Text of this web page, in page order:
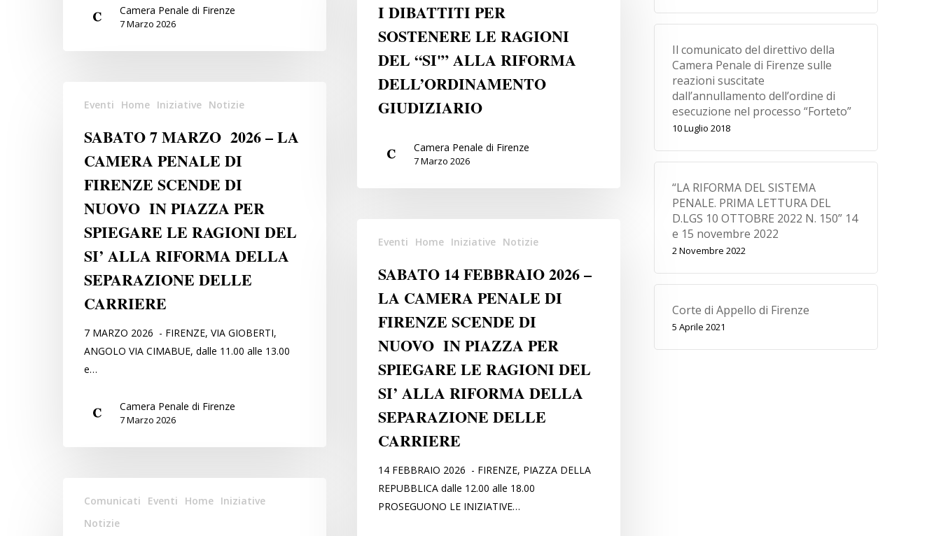
Camera Penale di Firenze
7 Marzo 2026
SOSTENERE
RAGIONI
ALLA
DELL’ORDINAMENTO
GIUDIZIARIO
I DIBATTITI PER
SOSTENERE LE RAGIONI
DEL “SI'” ALLA RIFORMA
DELL’ORDINAMENTO
GIUDIZIARIO
Camera Penale di Firenze
7 Marzo 2026
2026
PENALE
FIRENZE
SCENDE
NUOVO
PIAZZA
RAGIONI
DELLA
SEPARAZIONE
Eventi Home Iniziative Notizie
SABATO 7 MARZO 2026 – LA
CAMERA PENALE DI
FIRENZE SCENDE DI
NUOVO IN PIAZZA PER
SPIEGARE LE RAGIONI DEL
SI’ ALLA RIFORMA DELLA
SEPARAZIONE DELLE
CARRIERE
7 MARZO 2026 - FIRENZE, VIA GIOBERTI,
ANGOLO VIA CIMABUE, dalle 11.00 alle 13.00
e…
Camera Penale di Firenze
7 Marzo 2026
2026
PENALE
FIRENZE
SCENDE
NUOVO
PIAZZA
Eventi Home Iniziative Notizie
SABATO 14 FEBBRAIO 2026 –
LA CAMERA PENALE DI
FIRENZE SCENDE DI
NUOVO IN PIAZZA PER
SPIEGARE LE RAGIONI DEL
SI’ ALLA RIFORMA DELLA
SEPARAZIONE DELLE
CARRIERE
14 FEBBRAIO 2026 - FIRENZE, PIAZZA DELLA
REPUBBLICA dalle 12.00 alle 18.00
PROSEGUONO LE INIZIATIVE…
GENNAIO
Comunicati Eventi Home Iniziative
Notizie
Il comunicato del direttivo della
Camera Penale di Firenze sulle
reazioni suscitate
dall’annullamento dell’ordine di
esecuzione nel processo “Forteto”
10 Luglio 2018
“LA RIFORMA DEL SISTEMA
PENALE. PRIMA LETTURA DEL
D.LGS 10 OTTOBRE 2022 N. 150” 14
e 15 novembre 2022
2 Novembre 2022
Corte di Appello di Firenze
5 Aprile 2021